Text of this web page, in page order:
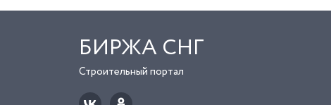
БИРЖА СНГ
Строительный портал